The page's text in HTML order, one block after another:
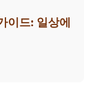
이드: 일상에